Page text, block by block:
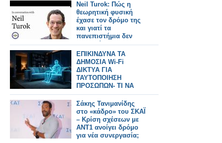
Neil Turok: Πώς η
θεωρητική φυσική
έχασε τον δρόμο της
και γιατί τα
πανεπιστήμια δεν
ενθαρρύνουν την
πρωτοτυπία
ΕΠΙΚΙΝΔΥΝΑ ΤΑ
ΔΗΜΟΣΙΑ Wi‑Fi
ΔΙΚΤΥΑ ΓΙΑ
ΤΑΥΤΟΠOΙΗΣΗ
ΠΡΟΣΩΠΩΝ- ΤΙ ΝΑ
ΞΕΡΕΤΕ
Σάκης Τανιμανίδης
στο «κάδρο» του ΣΚΑΪ
– Κρίση σχέσεων με
ΑΝΤ1 ανοίγει δρόμο
για νέα συνεργασία;